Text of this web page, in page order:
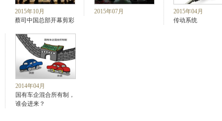
2015年10月
蔡司中国总部开幕剪彩
2015年07月
2015年04月
传动系统
2014年04月
国有车企混合所有制，
谁会进来？